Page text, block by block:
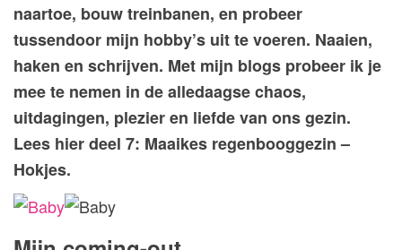
naartoe, bouw treinbanen, en probeer
tussendoor mijn hobby’s uit te voeren. Naaien,
haken en schrijven. Met mijn blogs probeer ik je
mee te nemen in de alledaagse chaos,
uitdagingen, plezier en liefde van ons gezin.
Lees hier deel 7: Maaikes regenbooggezin –
Hokjes.